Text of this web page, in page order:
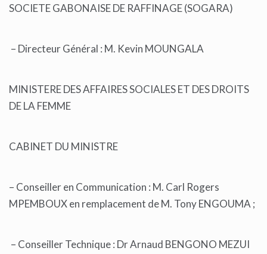
SOCIETE GABONAISE DE RAFFINAGE (SOGARA)
– Directeur Général : M. Kevin MOUNGALA
MINISTERE DES AFFAIRES SOCIALES ET DES DROITS
DE LA FEMME
CABINET DU MINISTRE
– Conseiller en Communication : M. Carl Rogers
MPEMBOUX en remplacement de M. Tony ENGOUMA ;
– Conseiller Technique : Dr Arnaud BENGONO MEZUI